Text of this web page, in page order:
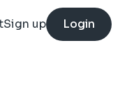
Sign up Login